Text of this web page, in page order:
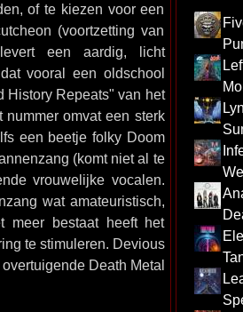
of te kiezen voor een
(voortzetting van
een aardig, licht
vooral een oldschool
History Repeats" van het
omvat een sterk
een beetje folky Doom
(komt niet al te
vrouwelijke vocalen.
wat amateuristisch,
meer bestaat heeft het
te stimuleren. Devious
Death Metal